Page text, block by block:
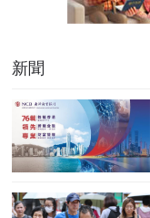
新聞